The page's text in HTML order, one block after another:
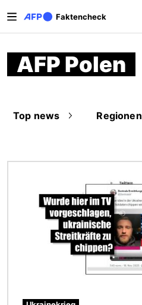
Faktencheck
AFP Polen
Top news Regionen